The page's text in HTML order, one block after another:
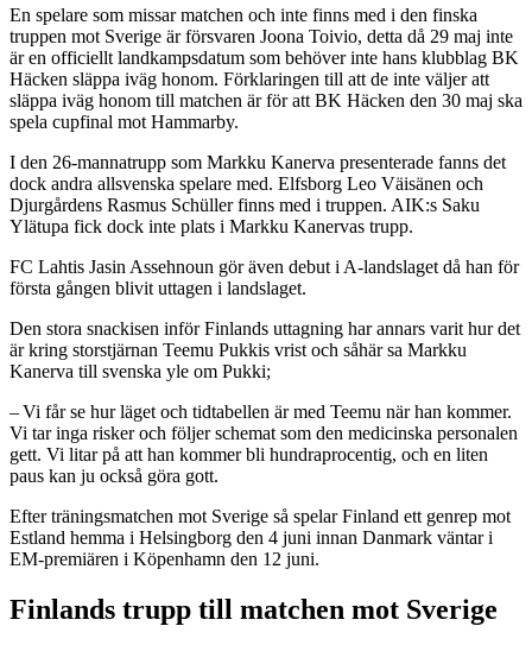
En spelare som missar matchen och inte finns med i den finska
truppen mot Sverige är försvaren Joona Toivio, detta då 29 maj inte
är en officiellt landkampsdatum som behöver inte hans klubblag BK
Häcken släppa iväg honom. Förklaringen till att de inte väljer att
släppa iväg honom till matchen är för att BK Häcken den 30 maj ska
spela cupfinal mot Hammarby.
I den 26-mannatrupp som Markku Kanerva presenterade fanns det
dock andra allsvenska spelare med. Elfsborg Leo Väisänen och
Djurgårdens Rasmus Schüller finns med i truppen. AIK:s Saku
Ylätupa fick dock inte plats i Markku Kanervas trupp.
FC Lahtis Jasin Assehnoun gör även debut i A-landslaget då han för
första gången blivit uttagen i landslaget.
Den stora snackisen inför Finlands uttagning har annars varit hur det
är kring storstjärnan Teemu Pukkis vrist och såhär sa Markku
Kanerva till svenska yle om Pukki;
– Vi får se hur läget och tidtabellen är med Teemu när han kommer.
Vi tar inga risker och följer schemat som den medicinska personalen
gett. Vi litar på att han kommer bli hundraprocentig, och en liten
paus kan ju också göra gott.
Efter träningsmatchen mot Sverige så spelar Finland ett genrep mot
Estland hemma i Helsingborg den 4 juni innan Danmark väntar i
EM-premiären i Köpenhamn den 12 juni.
Finlands trupp till matchen mot Sverige